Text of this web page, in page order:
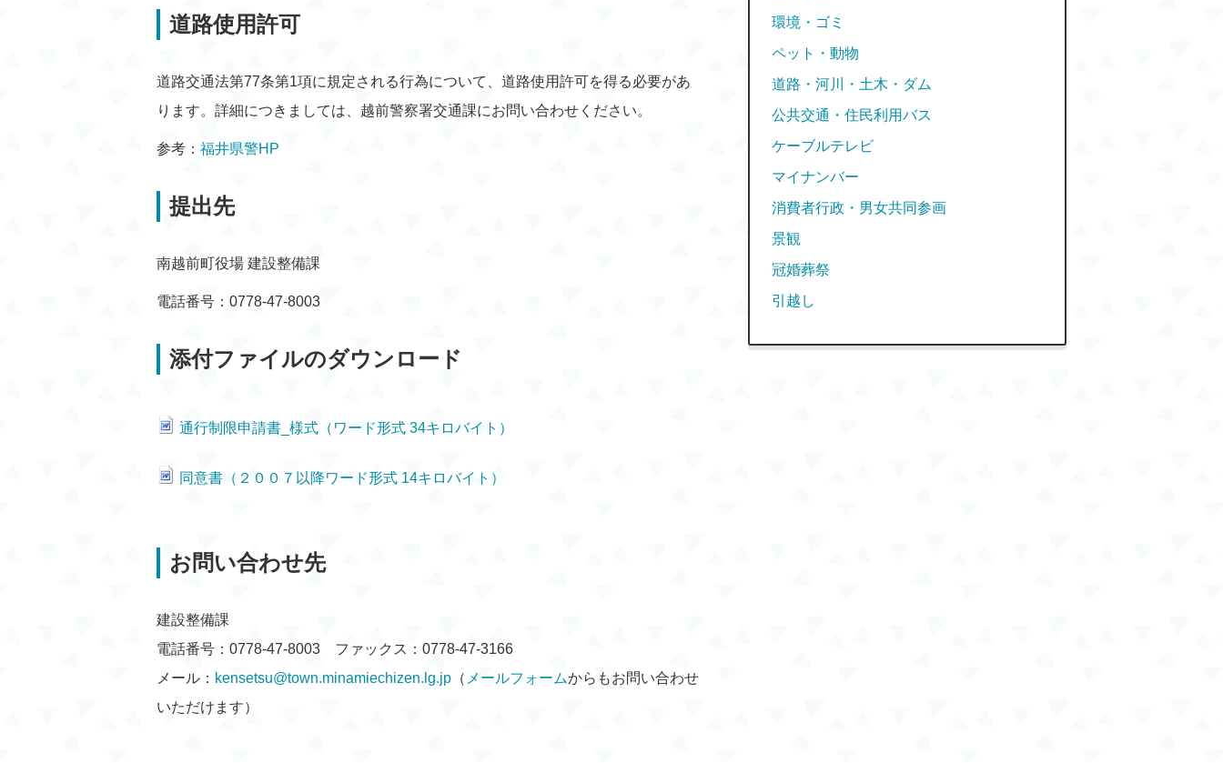
道路使用許可
道路交通法第77条第1項に規定される行為について、道路使用許可を得る必要があ
ります。詳細につきましては、越前警察署交通課にお問い合わせください。
参考： 福井県警HP
提出先
南越前町役場 建設整備課
電話番号：0778-47-8003
添付ファイルのダウンロード
通行制限申請書_様式（ワード形式 34キロバイト）
同意書（２００７以降ワード形式 14キロバイト）
お問い合わせ先
建設整備課
電話番号：0778-47-8003 ファックス：0778-47-3166
メール： kensetsu@town.minamiechizen.lg.jp （ メールフォームからもお問い合わせ
いただけます）
環境・ゴミ
ペット・動物
道路・河川・土木・ダム
公共交通・住民利用バス
ケーブルテレビ
マイナンバー
消費者行政・男女共同参画
景観
冠婚葬祭
引越し